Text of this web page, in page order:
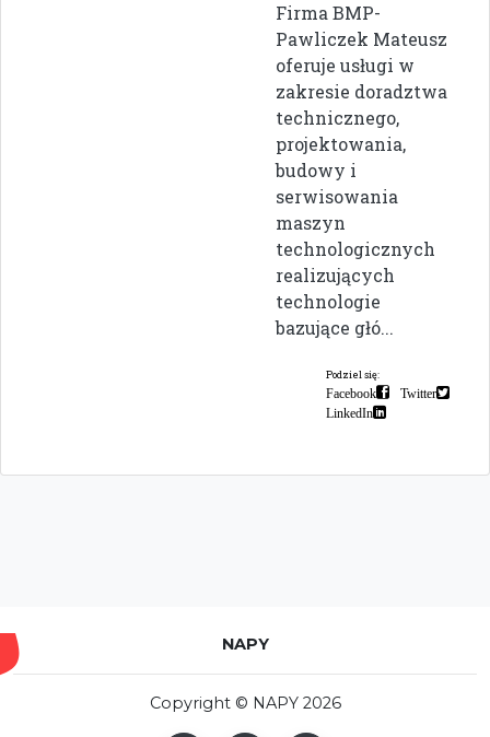
Firma BMP-
Pawliczek Mateusz
oferuje usługi w
zakresie doradztwa
technicznego,
projektowania,
budowy i
serwisowania
maszyn
technologicznych
realizujących
technologie
bazujące głó...
Podziel się:
Facebook
Twitter
LinkedIn
NAPY
Copyright © NAPY 2026